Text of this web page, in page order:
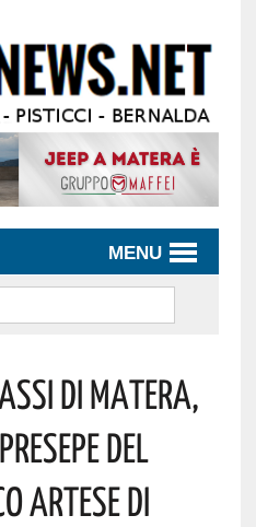
MENU
DI MATERA,
DEL
ARTESE DI